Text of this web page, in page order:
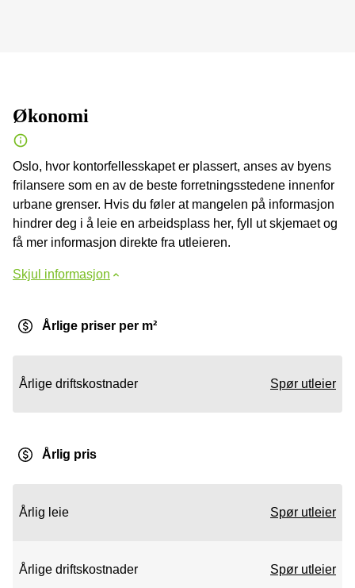
Økonomi
Oslo, hvor kontorfellesskapet er plassert, anses av byens
frilansere som en av de beste forretningsstedene innenfor
urbane grenser. Hvis du føler at mangelen på informasjon
hindrer deg i å leie en arbeidsplass her, fyll ut skjemaet og
få mer informasjon direkte fra utleieren.
Skjul informasjon
Årlige priser per m²
Årlige driftskostnader Spør utleier
Årlig pris
Årlig leie Spør utleier
Årlige driftskostnader Spør utleier